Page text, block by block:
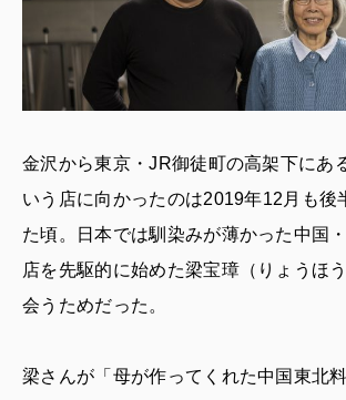
金沢から東京・JR御徒町の高架下にあ
いう店に向かったのは2019年12月も後
た頃。日本では馴染みが薄かった中国
店を先駆的に始めた梁宝璋（りょうほ
会うためだった。
梁さんが「母が作ってくれた中国東北